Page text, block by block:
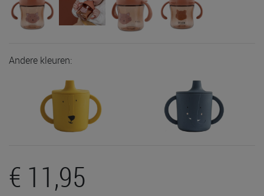
Andere kleuren:
€ 11,95